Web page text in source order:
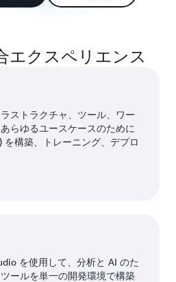
エクスペリエンス
ストラクチャ、ツール、ワー
らゆるユースケースのために
を構築、トレーニング、デプロ
を使用して、分析と AI のた
ールを単一の開発環境で構築